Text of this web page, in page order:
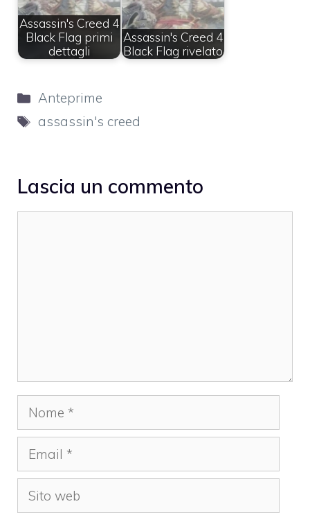
Assassin's Creed 4
Black Flag primi
dettagli
Assassin's Creed 4
Black Flag rivelato
Categorie
Anteprime
Tag
assassin's creed
Lascia un commento
Nome
Email
Sito
web